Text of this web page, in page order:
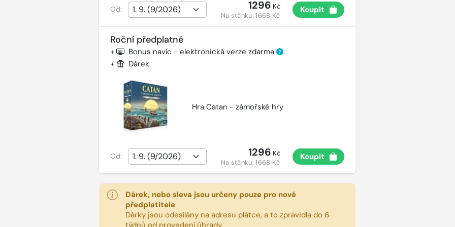
Od: 1296 Kč
Na stánku:1668 Kč
Koupit
Roční předplatné
+ Bonus navíc - elektronická verze zdarma ?
+ Dárek
Hra Catan - zámořské hry
Od: 1296 Kč
Na stánku:1668 Kč
Koupit
Dárek, nebo sleva jsou určeny pouze pro nové
předplatitele.
Dárky jsou odesílány na adresu plátce, a to zpravidla do 6